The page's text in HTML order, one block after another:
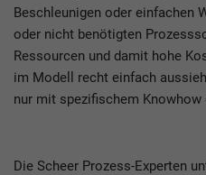
Beschleunigen oder einfachen
oder nicht benötigten
Ressourcen und damit hohe
im Modell recht einfach
nur mit spezifischem
Die Scheer Prozess-Experten